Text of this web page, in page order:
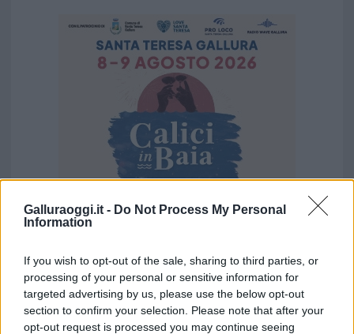
Galluraoggi.it - Do Not Process My Personal
Information
If you wish to opt-out of the sale, sharing to third parties, or
processing of your personal or sensitive information for
targeted advertising by us, please use the below opt-out
section to confirm your selection. Please note that after your
opt-out request is processed you may continue seeing
Vuoi rimuovere le pubblicità nazionali?
Puoi abbonarti asoli € 1,10 al mese
cliccandoqui